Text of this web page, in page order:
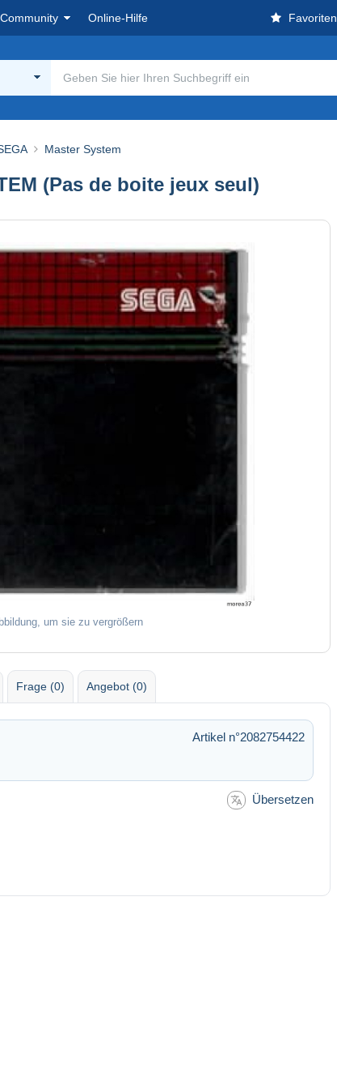
Community Online-Hilfe Favoriten
Master System
(Pas de boite jeux seul)
um sie zu vergrößern
Frage (0) Angebot (0)
Artikel n°2082754422
Übersetzen